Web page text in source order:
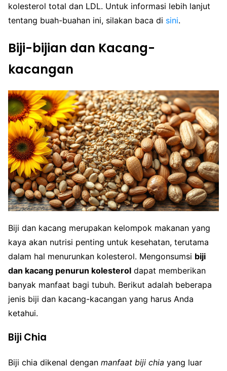
kolesterol total dan LDL. Untuk informasi lebih lanjut
tentang buah-buahan ini, silakan baca di sini.
Biji-bijian dan Kacang-
kacangan
Biji dan kacang merupakan kelompok makanan yang
kaya akan nutrisi penting untuk kesehatan, terutama
dalam hal menurunkan kolesterol. Mengonsumsi biji
dan kacang penurun kolesterol dapat memberikan
banyak manfaat bagi tubuh. Berikut adalah beberapa
jenis biji dan kacang-kacangan yang harus Anda
ketahui.
Biji Chia
Biji chia dikenal dengan manfaat biji chia yang luar